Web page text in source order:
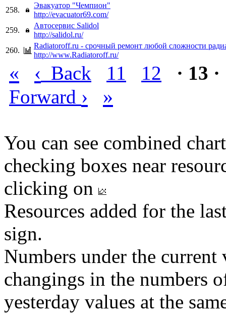
258.
Эвакуатор "Чемпион"
http://evacuator69.com/
259.
Автосервис Salidol
http://salidol.ru/
260.
Radiatoroff.ru - срочный ремонт любой сложности
http://www.Radiatoroff.ru/
« ‹ Back 11 12
· 13 ·
Forward › »
You can see combined
checking boxes near
clicking on
Resources added for the
sign.
Numbers under the
changings in the numbers
yesterday values at the